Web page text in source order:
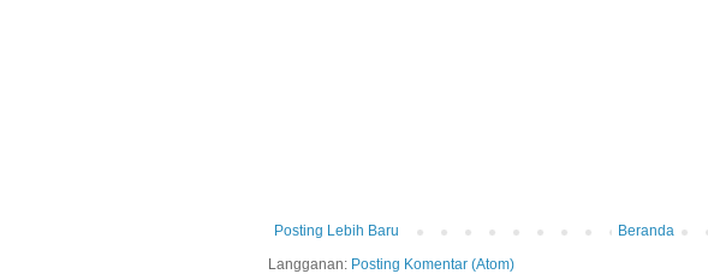
Posting Lebih Baru
Beranda
Langganan: Posting Komentar (Atom)